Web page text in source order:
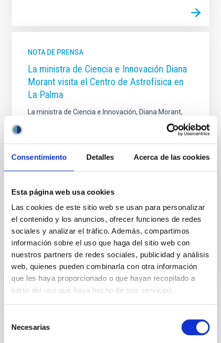
Consentimiento Detalles Acerca de las cookies
Esta página web usa cookies
Las cookies de este sitio web se usan para personalizar
el contenido y los anuncios, ofrecer funciones de redes
sociales y analizar el tráfico. Además, compartimos
información sobre el uso que haga del sitio web con
nuestros partners de redes sociales, publicidad y análisis
web, quienes pueden combinarla con otra información
que les haya proporcionado o que hayan recopilado a
partir del uso que haya hecho de sus servicios.
Necesarias
NOTA DE PRENSA
La ministra de Ciencia e Innovación Diana
Morant visita el Centro de Astrofísica en
La Palma
La ministra de Ciencia e Innovación, Diana Morant,
visitó este miércoles las instalaciones del Centro de
Astrofísica en La Palma (CALP) con el objetivo de
conocer cuál ha sido el impacto de la erupción
volcánica en el personal y en la operación de las
de los Muchachos (Garafía, La Palma). En su visita
Rebolo, a la que también asistieron el director del
Gran Telescopio Canarias (GTC), Romano Corradi, y el
administrador del ORM, Juan Carlos Pérez Arencibia.
Acompañaron a la ministra, la
Fecha de publicación 22/10/2021 - 11:18
NOTA DE PRENSA